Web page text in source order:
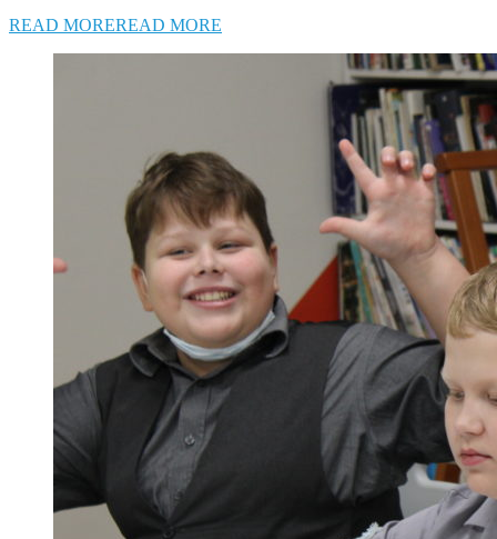
READ MOREREAD MORE